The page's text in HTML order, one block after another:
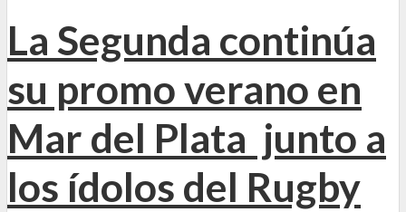
La Segunda continúa
su promo verano en
Mar del Plata junto a
los ídolos del Rugby